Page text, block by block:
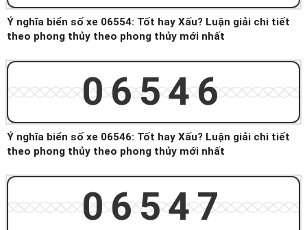
Ý nghĩa biển số xe 06554: Tốt hay Xấu? Luận giải chi tiết
theo phong thủy theo phong thủy mới nhất
06546
Ý nghĩa biển số xe 06546: Tốt hay Xấu? Luận giải chi tiết
theo phong thủy theo phong thủy mới nhất
06547